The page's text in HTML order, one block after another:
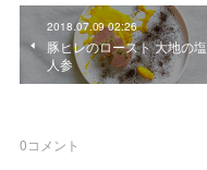
2018.07.09 02:26
豚ヒレのロースト 大地の塩
人参
0コメント